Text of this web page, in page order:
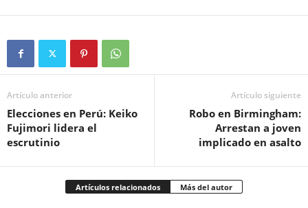
Artículo anterior
Elecciones en Perú: Keiko
Fujimori lidera el
escrutinio
Artículo siguiente
Robo en Birmingham:
Arrestan a joven
implicado en asalto
Artículos relacionados Más del autor